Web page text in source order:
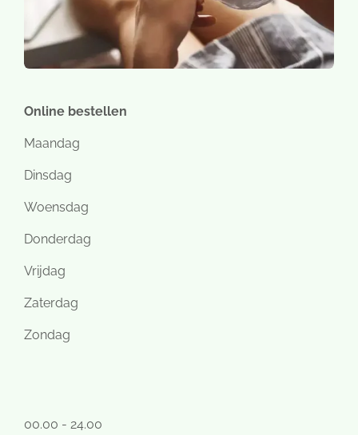
Online bestellen
Maandag
Dinsdag
Woensdag
Donderdag
Vrijdag
Zaterdag
Zondag
00.00 - 24.00